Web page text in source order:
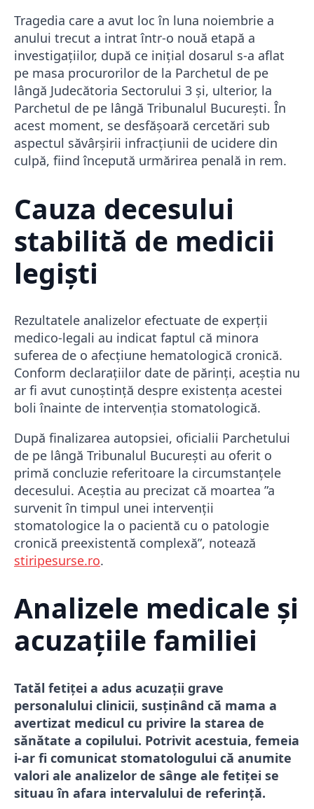
Tragedia care a avut loc în luna noiembrie a
anului trecut a intrat într-o nouă etapă a
investigațiilor, după ce inițial dosarul s-a aflat
pe masa procurorilor de la Parchetul de pe
lângă Judecătoria Sectorului 3 și, ulterior, la
Parchetul de pe lângă Tribunalul București. În
acest moment, se desfășoară cercetări sub
aspectul săvârșirii infracțiunii de ucidere din
culpă, fiind începută urmărirea penală in rem.
Cauza decesului
stabilită de medicii
legiști
Rezultatele analizelor efectuate de experții
medico-legali au indicat faptul că minora
suferea de o afecțiune hematologică cronică.
Conform declarațiilor date de părinți, aceștia nu
ar fi avut cunoștință despre existența acestei
boli înainte de intervenția stomatologică.
După finalizarea autopsiei, oficialii Parchetului
de pe lângă Tribunalul Bucureşti au oferit o
primă concluzie referitoare la circumstanțele
decesului. Aceștia au precizat că moartea ”a
survenit în timpul unei intervenţii
stomatologice la o pacientă cu o patologie
cronică preexistentă complexă”, notează
stiripesurse.ro.
Analizele medicale și
acuzațiile familiei
Tatăl fetiței a adus acuzații grave
personalului clinicii, susținând că mama a
avertizat medicul cu privire la starea de
sănătate a copilului. Potrivit acestuia, femeia
i-ar fi comunicat stomatologului că anumite
valori ale analizelor de sânge ale fetiței se
situau în afara intervalului de referință.